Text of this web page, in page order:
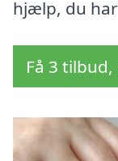
hjælp, du
Få 3